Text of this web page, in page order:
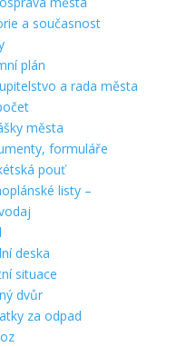
a současnost
plán
a rada města
města
formuláře
pouť
listy –
deska
situace
dvůr
za odpad